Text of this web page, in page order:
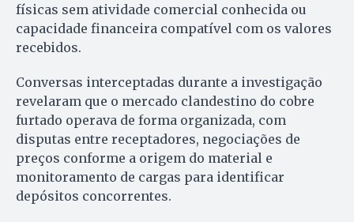
físicas sem atividade comercial conhecida ou
capacidade financeira compatível com os valores
recebidos.
Conversas interceptadas durante a investigação
revelaram que o mercado clandestino do cobre
furtado operava de forma organizada, com
disputas entre receptadores, negociações de
preços conforme a origem do material e
monitoramento de cargas para identificar
depósitos concorrentes.